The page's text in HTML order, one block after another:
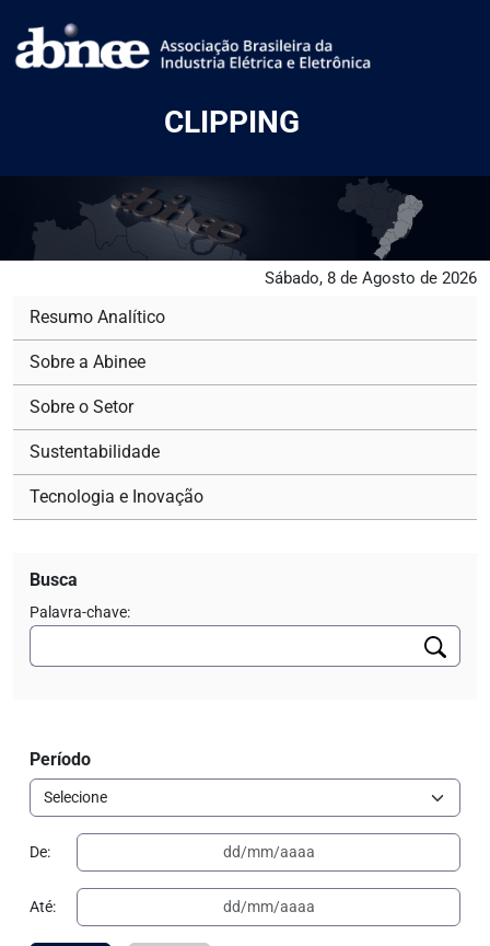
CLIPPING
Sábado, 8 de Agosto de 2026
Resumo Analítico
Sobre a Abinee
Sobre o Setor
Sustentabilidade
Tecnologia e Inovação
Busca
Palavra-chave:
Período
De:
Até: